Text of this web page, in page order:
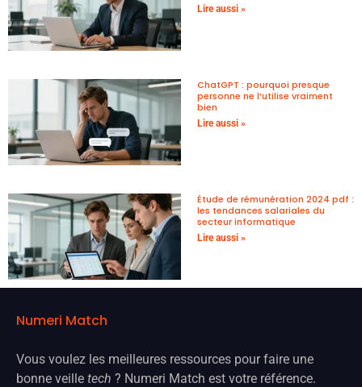
Lire aussi »
ChatGPT : pourquoi presque
personne ne l’utilise vraiment
bien
Lire aussi »
Étude de rémunération 2024 pdf :
les tendances salariales du
secteur informatique
Lire aussi »
Numeri Match
Vous voulez les meilleures ressources pour faire une
bonne veille tech ? Numeri Match est votre référence.